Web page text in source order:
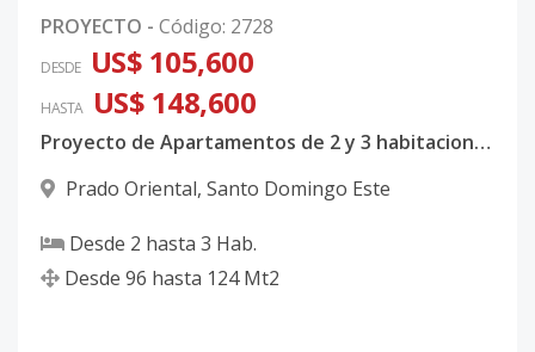
PROYECTO - Código: 2728
DESDE US$ 105,600
HASTA US$ 148,600
Proyecto de Apartamentos de 2 y 3 habitaciones en Prado Oriental
Prado Oriental, Santo Domingo Este
Desde 2 hasta 3 Hab.
Desde 96 hasta 124 Mt2